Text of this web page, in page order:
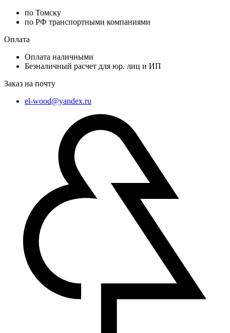
по Томску
по РФ транспортными компаниями
Оплата
Оплата наличными
Безналичный расчет для юр. лиц и ИП
Заказ на почту
el-wood@yandex.ru